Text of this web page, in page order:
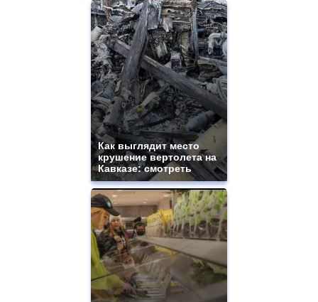
Как выглядит место
крушение вертолета на
Кавказе: смотреть